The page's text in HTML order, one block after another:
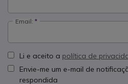
Email:
Li e aceito a política de
Envie-me um e-mail de
respondida